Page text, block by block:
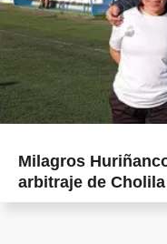
Milagros
arbitraje de Cholila